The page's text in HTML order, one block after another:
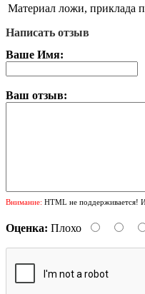
Материал ложи, приклада
Написать отзыв
Ваше Имя:
Ваш отзыв:
Внимание: HTML не поддерживается!
Оценка: Плохо